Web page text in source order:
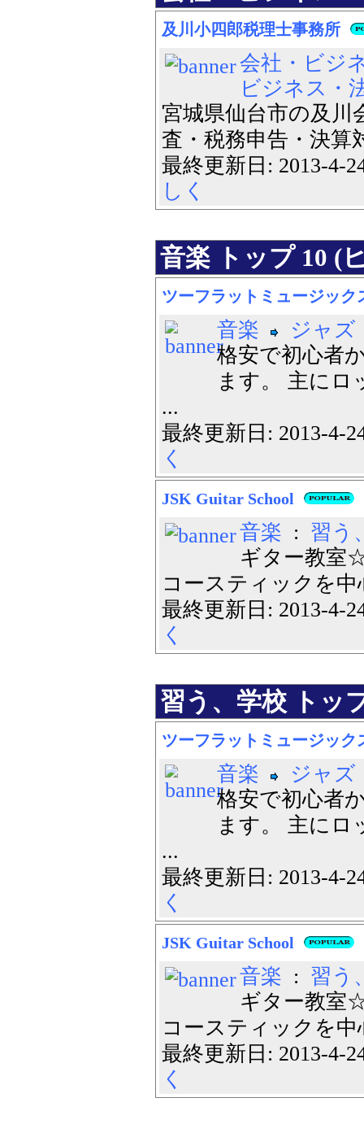
及川小四郎税理士事務所
会社・ビジ
ビジネス・
宮城県仙台市の及川
査・税務申告・決算
最終更新日: 2013-
しく
音楽 トップ 10 (
ツーフラットミュージック
音楽 ジャズ
格安で初心者
ます。 主にロ
...
最終更新日: 2013-
く
JSK Guitar School
音楽 : 習う
ギター教室
コースティックを
最終更新日: 2013-
く
習う、学校 トッ
ツーフラットミュージック
音楽 ジャズ
格安で初心者
ます。 主にロ
...
最終更新日: 2013-
く
JSK Guitar School
音楽 : 習う
ギター教室
コースティックを
最終更新日: 2013-
く